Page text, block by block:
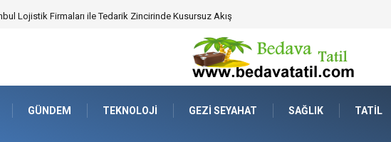
Bozburun Transfer: Seyahat Prestijinde Ve Zaman Yönetiminde Yeni Dönem
GÜNDEM TEKNOLOJI GEZI SEYAHAT SAĞLIK TATIL